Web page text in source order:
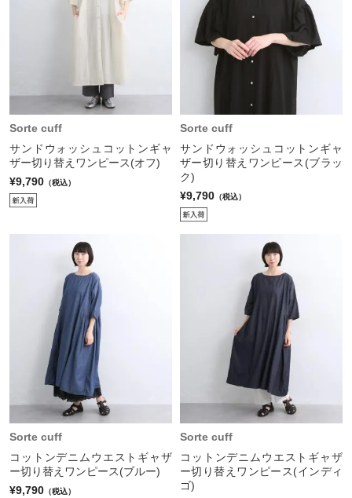
Sorte cuff
サンドウォッシュコットンギャ
ザー切り替えワンピース(オフ)
¥9,790 （税込）
Sorte cuff
サンドウォッシュコットンギャ
ザー切り替えワンピース(ブラッ
ク)
¥9,790 （税込）
Sorte cuff
コットンデニムウエストギャザ
ー切り替えワンピース(ブルー)
¥9,790 （税込）
Sorte cuff
コットンデニムウエストギャザ
ー切り替えワンピース(インディ
ゴ)